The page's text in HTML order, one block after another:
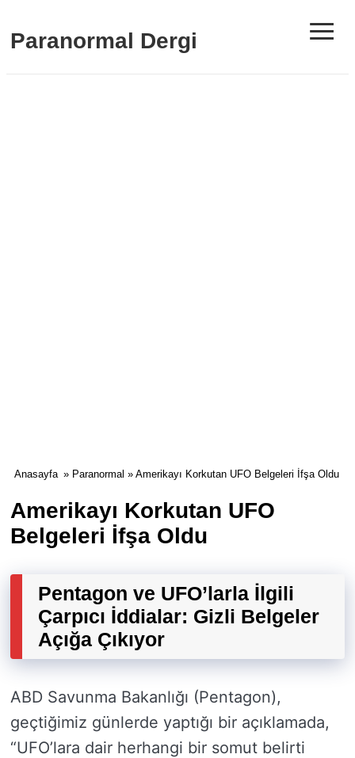
Paranormal Dergi ≡
Anasayfa » Paranormal » Amerikayı Korkutan UFO Belgeleri İfşa Oldu
Amerikayı Korkutan UFO
Belgeleri İfşa Oldu
Pentagon ve UFO’larla İlgili
Çarpıcı İddialar: Gizli Belgeler
Açığa Çıkıyor
ABD Savunma Bakanlığı (Pentagon),
geçtiğimiz günlerde yaptığı bir açıklamada,
“UFO’lara dair herhangi bir somut belirti